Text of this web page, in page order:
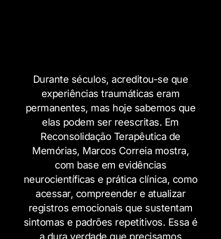
Durante séculos, acreditou-se que
experiências traumáticas eram
permanentes, mas hoje sabemos que
elas podem ser reescritas. Em
Reconsolidação Terapêutica de
Memórias, Marcos Correia mostra,
com base em evidências
neurocientíficas e prática clínica, como
acessar, compreender e atualizar
registros emocionais que sustentam
sintomas e padrões repetitivos. Essa é
a dura verdade que precisamos